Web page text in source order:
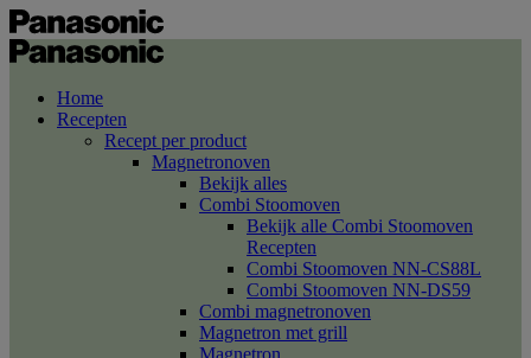
Home
Recepten
Recept per product
Magnetronoven
Bekijk alles
Combi Stoomoven
Bekijk alle Combi Stoomoven
Recepten
Combi Stoomoven NN-CS88L
Combi Stoomoven NN-DS59
Combi magnetronoven
Magnetron met grill
Magnetron